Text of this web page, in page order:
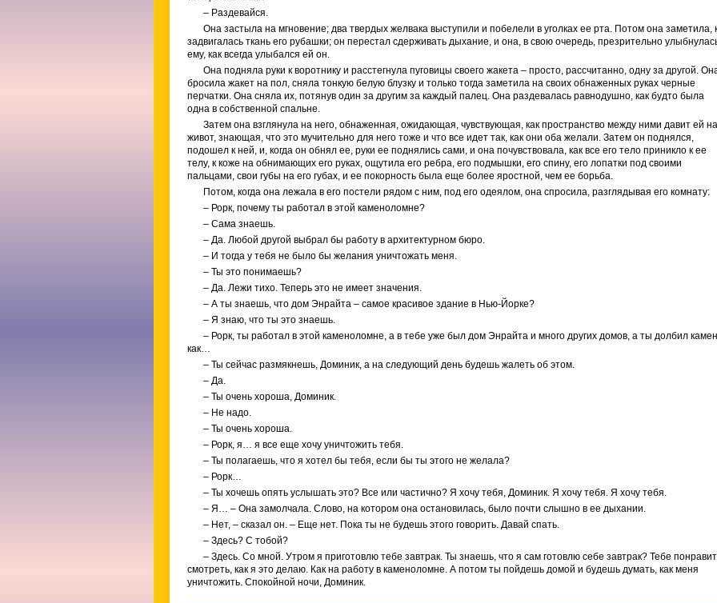
– Раздевайся.
Она застыла на мгновение; два твердых желвака выступили и побелели в уголках ее рта. Потом она заметила,
задвигалась ткань его рубашки; он перестал сдерживать дыхание, и она, в свою очередь, презрительно
ему, как всегда улыбался ей он.
Она подняла руки к воротнику и расстегнула пуговицы своего жакета – просто, рассчитанно, одну за другой.
бросила жакет на пол, сняла тонкую белую блузку и только тогда заметила на своих обнаженных руках черные
перчатки. Она сняла их, потянув один за другим за каждый палец. Она раздевалась равнодушно, как будто была
одна в собственной спальне.
Затем она взглянула на него, обнаженная, ожидающая, чувствующая, как пространство между ними давит ей на
живот, знающая, что это мучительно для него тоже и что все идет так, как они оба желали. Затем он поднялся,
подошел к ней, и, когда он обнял ее, руки ее поднялись сами, и она почувствовала, как все его тело приникло к ее
телу, к коже на обнимающих его руках, ощутила его ребра, его подмышки, его спину, его лопатки под своими
пальцами, свои губы на его губах, и ее покорность была еще более яростной, чем ее борьба.
Потом, когда она лежала в его постели рядом с ним, под его одеялом, она спросила, разглядывая его комнату:
– Рорк, почему ты работал в этой каменоломне?
– Сама знаешь.
– Да. Любой другой выбрал бы работу в архитектурном бюро.
– И тогда у тебя не было бы желания уничтожать меня.
– Ты это понимаешь?
– Да. Лежи тихо. Теперь это не имеет значения.
– А ты знаешь, что дом Энрайта – самое красивое здание в Нью-Йорке?
– Я знаю, что ты это знаешь.
– Рорк, ты работал в этой каменоломне, а в тебе уже был дом Энрайта и много других домов, а ты долбил
как…
– Ты сейчас размякнешь, Доминик, а на следующий день будешь жалеть об этом.
– Да.
– Ты очень хороша, Доминик.
– Не надо.
– Ты очень хороша.
– Рорк, я… я все еще хочу уничтожить тебя.
– Ты полагаешь, что я хотел бы тебя, если бы ты этого не желала?
– Рорк…
– Ты хочешь опять услышать это? Все или частично? Я хочу тебя, Доминик. Я хочу тебя. Я хочу тебя.
– Я… – Она замолчала. Слово, на котором она остановилась, было почти слышно в ее дыхании.
– Нет, – сказал он. – Еще нет. Пока ты не будешь этого говорить. Давай спать.
– Здесь? С тобой?
– Здесь. Со мной. Утром я приготовлю тебе завтрак. Ты знаешь, что я сам готовлю себе завтрак? Тебе
смотреть, как я это делаю. Как на работу в каменоломне. А потом ты пойдешь домой и будешь думать, как меня
уничтожить. Спокойной ночи, Доминик.